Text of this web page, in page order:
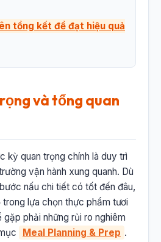
tổng kết để đạt hiệu quả
và tổng quan
kỳ quan trọng chính là duy trì
vận hành xung quanh. Dù
nấu chi tiết có tốt đến đâu,
lựa chọn thực phẩm tươi
phải những rủi ro nghiêm
Meal Planning & Prep .